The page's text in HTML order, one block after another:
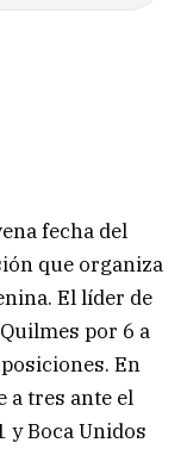
fecha del
que organiza
El líder de
por 6 a
En
a tres ante el
y Boca Unidos